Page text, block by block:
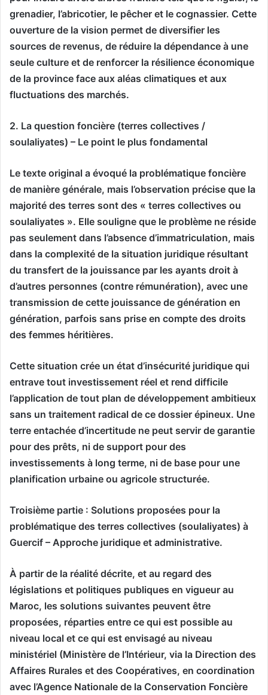
grenadier, l’abricotier, le pêcher et le cognassier. Cette
ouverture de la vision permet de diversifier les
sources de revenus, de réduire la dépendance à une
seule culture et de renforcer la résilience économique
de la province face aux aléas climatiques et aux
fluctuations des marchés.
2. La question foncière (terres collectives /
soulaliyates) – Le point le plus fondamental
Le texte original a évoqué la problématique foncière
de manière générale, mais l’observation précise que la
majorité des terres sont des « terres collectives ou
soulaliyates ». Elle souligne que le problème ne réside
pas seulement dans l’absence d’immatriculation, mais
dans la complexité de la situation juridique résultant
du transfert de la jouissance par les ayants droit à
d’autres personnes (contre rémunération), avec une
transmission de cette jouissance de génération en
génération, parfois sans prise en compte des droits
des femmes héritières.
Cette situation crée un état d’insécurité juridique qui
entrave tout investissement réel et rend difficile
l’application de tout plan de développement ambitieux
sans un traitement radical de ce dossier épineux. Une
terre entachée d’incertitude ne peut servir de garantie
pour des prêts, ni de support pour des
investissements à long terme, ni de base pour une
planification urbaine ou agricole structurée.
Troisième partie : Solutions proposées pour la
problématique des terres collectives (soulaliyates) à
Guercif – Approche juridique et administrative.
À partir de la réalité décrite, et au regard des
législations et politiques publiques en vigueur au
Maroc, les solutions suivantes peuvent être
proposées, réparties entre ce qui est possible au
niveau local et ce qui est envisagé au niveau
ministériel (Ministère de l’Intérieur, via la Direction des
Affaires Rurales et des Coopératives, en coordination
avec l’Agence Nationale de la Conservation Foncière